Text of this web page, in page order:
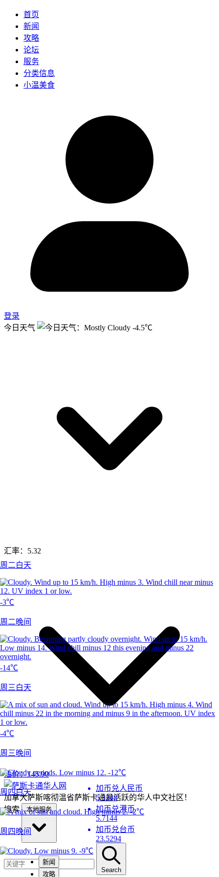
首页
新闻
攻略
论坛
服务
分类信息
小温美食
登录
今日天气
-4.5℃
周二白天
-3℃
周二晚间
-14℃
周三白天
-4℃
周三晚间
-12℃
周四白天
-2℃
周四晚间
-9℃
汇率： 5.32
加币兑人民币
5.3248
加币兑港币
5.7144
加币兑台币
23.5294
油价：145.90
加拿大萨斯喀彻温省萨斯卡通最活跃的华人中文社区！
搜索
本地服务
新闻
攻略
Search